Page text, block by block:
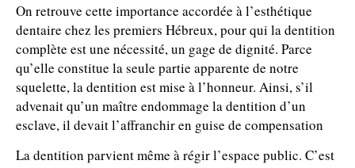
On retrouve cette importance accordée à l’esthétique
dentaire chez les premiers Hébreux, pour qui la dentition
complète est une nécessité, un gage de dignité. Parce
qu’elle constitue la seule partie apparente de notre
squelette, la dentition est mise à l’honneur. Ainsi, s’il
advenait qu’un maître endommage la dentition d’un
esclave, il devait l’affranchir en guise de compensation
La dentition parvient même à régir l’espace public. C’est